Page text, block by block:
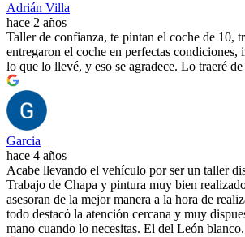
Adrián Villa
hace 2 años
Taller de confianza, te pintan el coche de 10,
entregaron el coche en perfectas condiciones,
lo que lo llevé, y eso se agradece. Lo traeré
Garcia
hace 4 años
Acabe llevando el vehículo por ser un taller
Trabajo de Chapa y pintura muy bien
asesoran de la mejor manera a la hora de
todo destacó la atención cercana y muy
mano cuando lo necesitas. El del León blanco.